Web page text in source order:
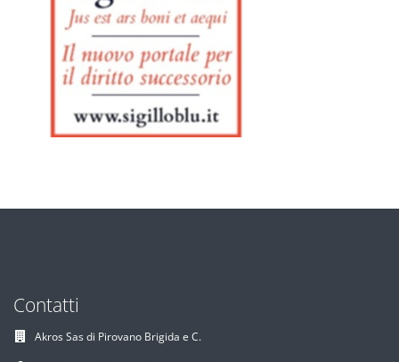
Contatti
Akros Sas di Pirovano Brigida e C.